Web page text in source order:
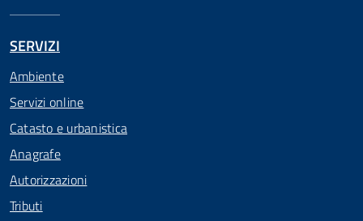
SERVIZI
Ambiente
Servizi online
Catasto e urbanistica
Anagrafe
Autorizzazioni
Tributi